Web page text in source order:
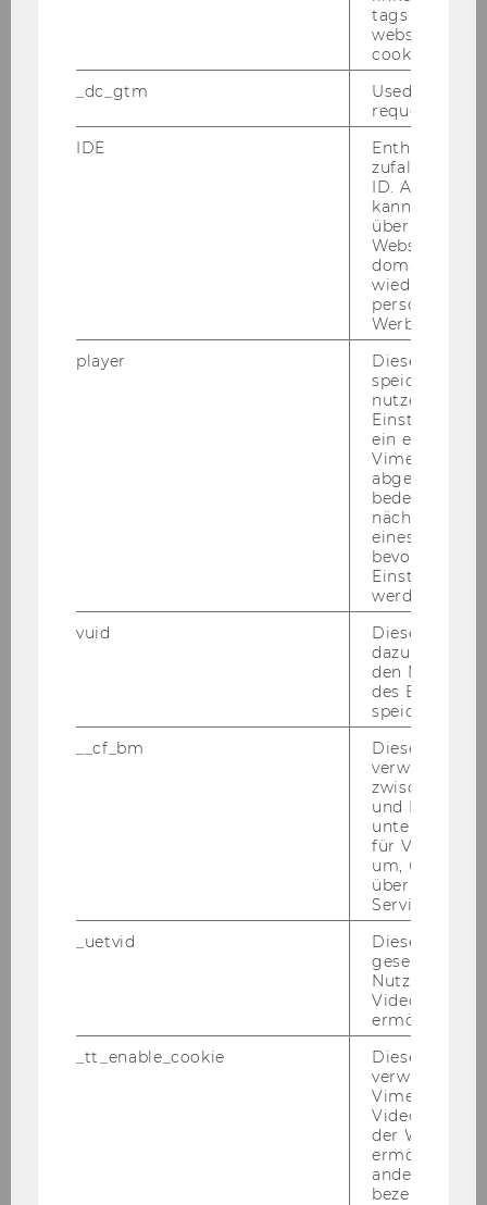
Unternehmenszwecks durch
einen Bottom-up-Ansatz
Gendered mental labour and its
manageability for non-traditional
parental couples with young
Geschlechtsspezifische mentale
Arbeit und ihre Bewältigbarkeit
Elternpaare mit jungen Kindern
New forms of precarious
employment qualitative insights
from expert interviews on high-
skilled online platform labour
Barriers to fully integrating
education for sustainable
development into Ukrainian
higher education a case study
Inner transformation as a
leverage point for social-
ecological transformation
In it for the long haul: factors
contributing to long-term
climate activism for youth and
young adults in Austria
Men, unpaid work and the
reduction of normal working
time what influence does a
tags on the
website read
cookie.
_dc_gtm
Used to
request rate.
IDE
Enthält eine
ID. Anhand
kann Google
über
Websites
Werbung
player
Dieses Cookie
speichert
ein
Vimeo-Video
abgespielt
bedeutet,
nächsten
eines Vimeo-
bevorzugten
werden.
vuid
Dieser
dazu
den
des
speichern.
__cf_bm
Dieses
verwendet,
zwischen
und Bots zu
für Vimeo
um, um
über die
Service zu
_uetvid
Dieses
gesetzt, um
Nutzung des
Videoplayers
ermöglichen
_tt_enable_cookie
Dieses
verwendet,
Vimeo-
der WU-
ermöglichen
andere nicht
bezeichnete